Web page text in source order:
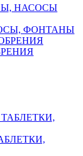
НАСОСЫ
ФОНТАНЫ